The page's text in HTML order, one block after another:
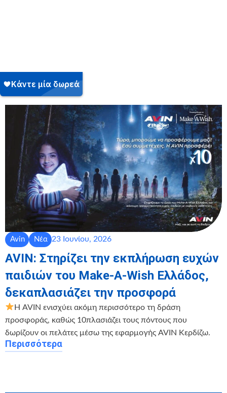
Avin Νέα 23 Ιουνίου, 2026
AVIN: Στηρίζει την εκπλήρωση ευχών
παιδιών του Make-A-Wish Ελλάδος,
δεκαπλασιάζει την προσφορά
Η AVIN ενισχύει ακόμη περισσότερο τη δράση
προσφοράς, καθώς 10πλασιάζει τους πόντους που
δωρίζουν οι πελάτες μέσω της εφαρμογής AVIN Κερδίζω.
Περισσότερα